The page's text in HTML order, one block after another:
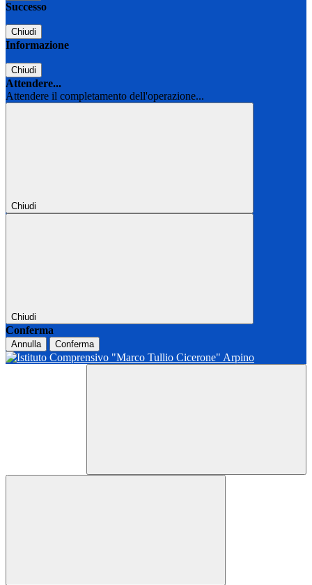
Successo
Chiudi
Informazione
Chiudi
Attendere...
Attendere il completamento dell'operazione...
Chiudi
Chiudi
Conferma
Annulla Conferma